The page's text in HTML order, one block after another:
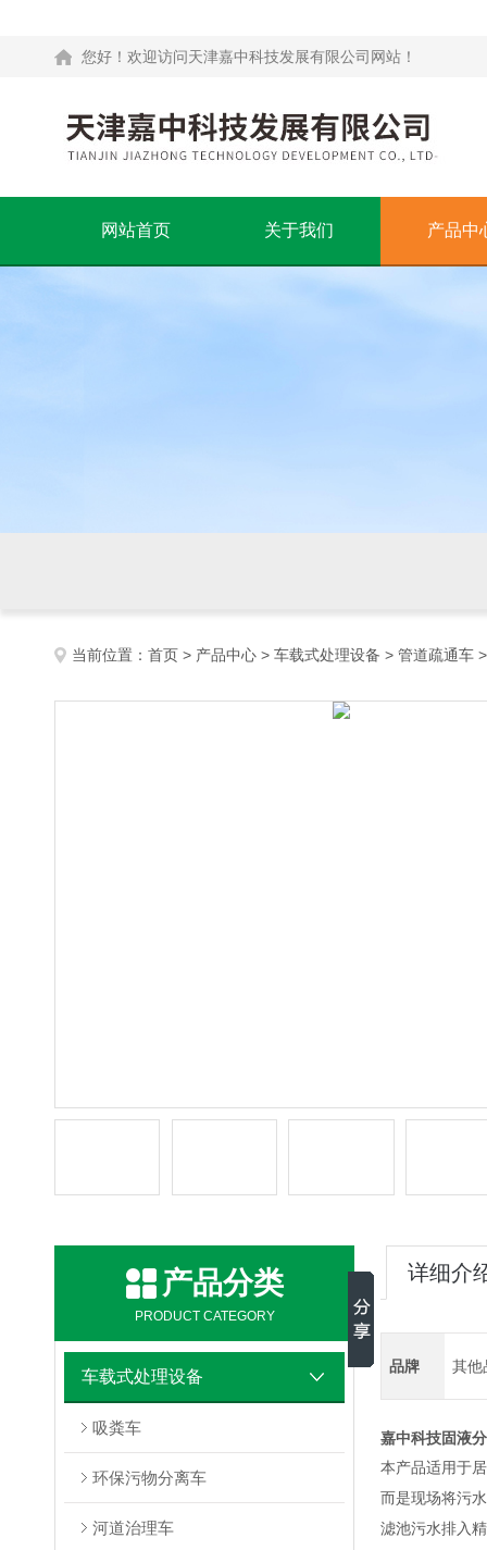
您好！欢迎访问天津嘉中科技发展有限公司网站！
网站首页 关于我们 产品中
当前位置： 首页 > 产品中心 > 车载式处理设备 > 管道疏通车
产品分类
PRODUCT CATEGORY
车载式处理设备
吸粪车
环保污物分离车
河道治理车
详细介
品牌 其他
嘉中科技固液
本产品适用于
而是现场将污
滤池污水排入